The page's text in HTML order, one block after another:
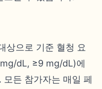
상으로 기준 혈청 요
dL, ≥9 mg/dL)에
든 참가자는 매일 페